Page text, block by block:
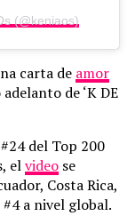
(@keniaos)
carta de amor
de ‘K DE
del Top 200
elvideo se
Costa Rica,
a nivel global.